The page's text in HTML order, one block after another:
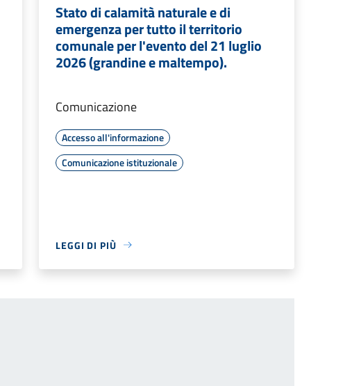
Stato di calamità naturale e di
emergenza per tutto il territorio
comunale per l'evento del 21 luglio
2026 (grandine e maltempo).
Comunicazione
Accesso all'informazione
Comunicazione istituzionale
LEGGI DI PIÙ